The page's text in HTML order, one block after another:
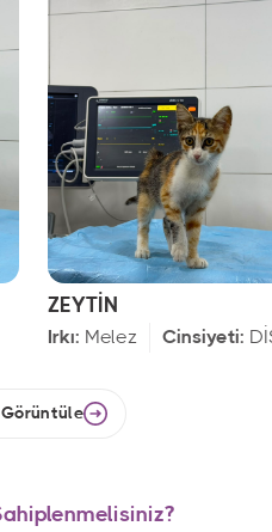
ZEYTİN
Irkı: Melez Cinsiyeti: